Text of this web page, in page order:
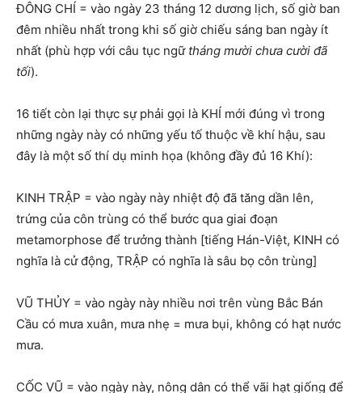
ĐÔNG CHÍ = vào ngày 23 tháng 12 dương lịch, số giờ ban
đêm nhiều nhất trong khi số giờ chiếu sáng ban ngày ít
nhất (phù hợp với câu tục ngữ tháng mười chưa cười đã
tối).
16 tiết còn lại thực sự phải gọi là KHÍ mới đúng vì trong
những ngày này có những yếu tố thuộc về khí hậu, sau
đây là một số thí dụ minh họa (không đầy đủ 16 Khí):
KINH TRẬP = vào ngày này nhiệt độ đã tăng dần lên,
trứng của côn trùng có thể bước qua giai đoạn
metamorphose để trưởng thành [tiếng Hán-Việt, KINH có
nghĩa là cử động, TRẬP có nghĩa là sâu bọ côn trùng]
VŨ THỦY = vào ngày này nhiều nơi trên vùng Bắc Bán
Cầu có mưa xuân, mưa nhẹ = mưa bụi, không có hạt nước
mưa.
CỐC VŨ = vào ngày này, nông dân có thể vãi hạt giống để